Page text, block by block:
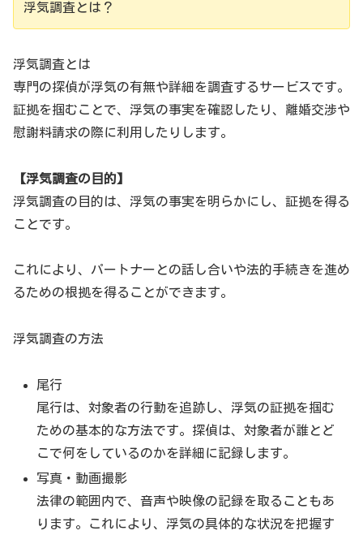
浮気調査とは？
浮気調査とは
専門の探偵が浮気の有無や詳細を調査するサービスです。
証拠を掴むことで、浮気の事実を確認したり、離婚交渉や
慰謝料請求の際に利用したりします。
【浮気調査の目的】
浮気調査の目的は、浮気の事実を明らかにし、証拠を得る
ことです。
これにより、パートナーとの話し合いや法的手続きを進め
るための根拠を得ることができます。
浮気調査の方法
尾行
尾行は、対象者の行動を追跡し、浮気の証拠を掴む
ための基本的な方法です。探偵は、対象者が誰とど
こで何をしているのかを詳細に記録します。
写真・動画撮影
法律の範囲内で、音声や映像の記録を取ることもあ
ります。これにより、浮気の具体的な状況を把握す